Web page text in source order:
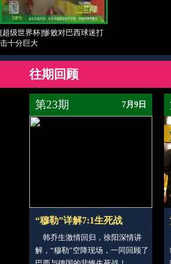
[超级世界杯]惨败对巴西球迷打
击十分巨大
往期回顾
第23期 7月9日
“穆勒”详解7:1生死战
韩乔生激情回归，徐阳深情讲
解，“穆勒”空降现场，一同回顾了